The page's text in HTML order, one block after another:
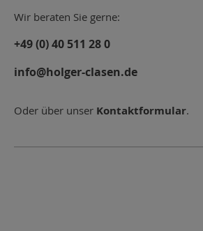
Wir beraten Sie gerne:
+49 (0) 40 511 28 0
info@holger-clasen.de
Oder über unser Kontaktformular.